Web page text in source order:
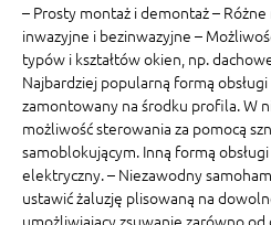
– Prosty montaż i demontaż –
inwazyjne i bezinwazyjne –
typów i kształtów okien, np.
Najbardziej popularną formą
zamontowany na środku profila. W
możliwość sterowania za pomocą
samoblokującym. Inną formą
elektryczny. – Niezawodny
ustawić żaluzję plisowaną na